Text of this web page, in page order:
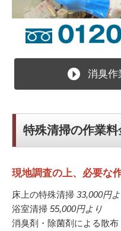
消臭作
特殊清掃の作業料
現地調査の上、必要な
床上の特殊清掃 33,000円
浴室清掃 55,000円より
消臭剤・除菌剤による散布